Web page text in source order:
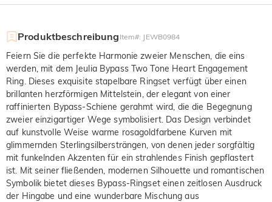
Produktbeschreibung Item#: JEWB0984
Feiern Sie die perfekte Harmonie zweier Menschen, die eins
werden, mit dem Jeulia Bypass Two Tone Heart Engagement
Ring. Dieses exquisite stapelbare Ringset verfügt über einen
brillanten herzförmigen Mittelstein, der elegant von einer
raffinierten Bypass-Schiene gerahmt wird, die die Begegnung
zweier einzigartiger Wege symbolisiert. Das Design verbindet
auf kunstvolle Weise warme rosagoldfarbene Kurven mit
glimmernden Sterlingsilbersträngen, von denen jeder sorgfältig
mit funkelnden Akzenten für ein strahlendes Finish gepflastert
ist. Mit seiner fließenden, modernen Silhouette und romantischen
Symbolik bietet dieses Bypass-Ringset einen zeitlosen Ausdruck
der Hingabe und eine wunderbare Mischung aus